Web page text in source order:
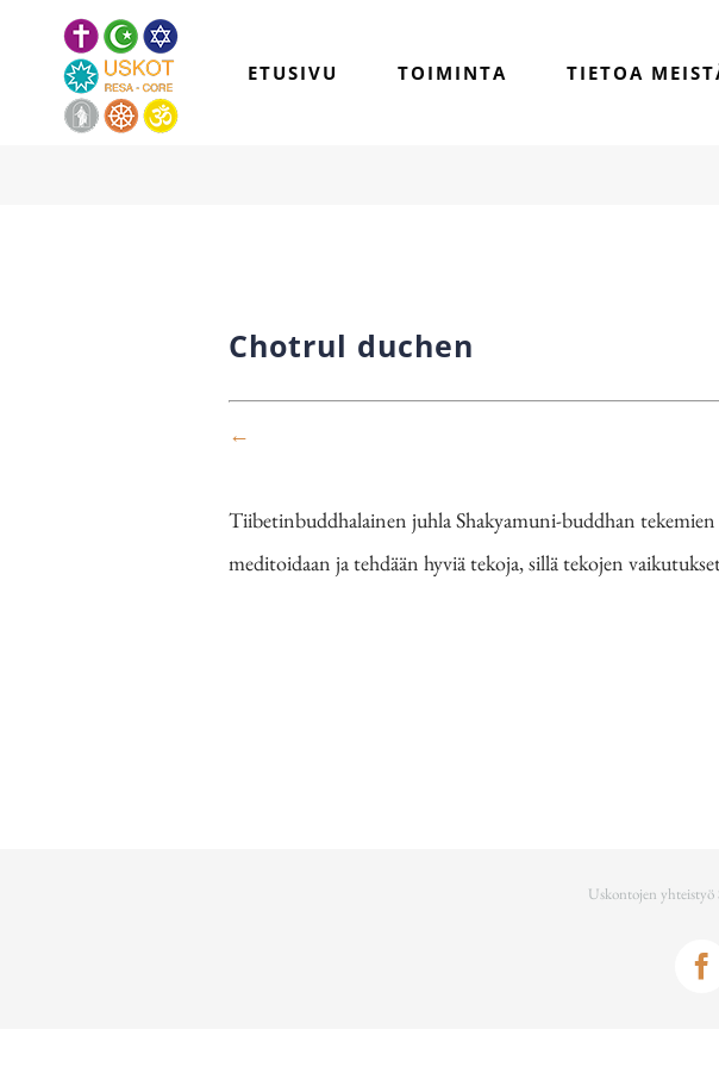
ETUSIVU TOIMINTA TIETOA
Chotrul duchen
←
Tiibetinbuddhalainen juhla Shakyamuni-buddhan
meditoidaan ja tehdään hyviä tekoja, sillä tekojen
Uskontojen